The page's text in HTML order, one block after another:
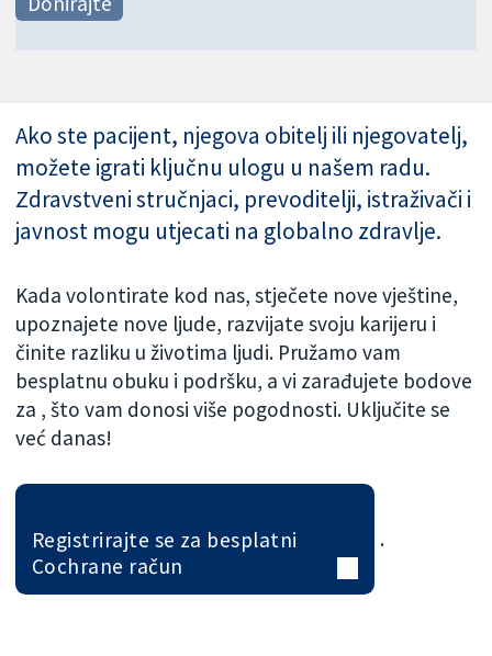
Ako ste pacijent, njegova obitelj ili njegovatelj,
možete igrati ključnu ulogu u našem radu.
Zdravstveni stručnjaci, prevoditelji, istraživači i
javnost mogu utjecati na globalno zdravlje.
Kada volontirate kod nas, stječete nove vještine,
upoznajete nove ljude, razvijate svoju karijeru i
činite razliku u životima ljudi. Pružamo vam
besplatnu obuku i podršku, a vi zarađujete bodove
za , što vam donosi više pogodnosti. Uključite se
već danas!
Registrirajte se za besplatni
Cochrane račun
.